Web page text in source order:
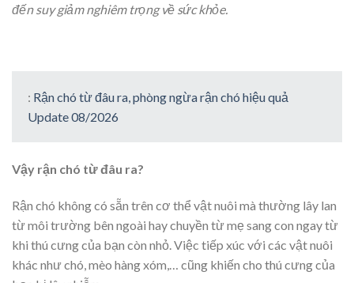
đến suy giảm nghiêm trọng về sức khỏe.
: Rận chó từ đâu ra, phòng ngừa rận chó hiệu quả
Update 08/2026
Vậy rận chó từ đâu ra?
Rận chó không có sẵn trên cơ thể vật nuôi mà thường lây lan
từ môi trường bên ngoài hay chuyền từ mẹ sang con ngay từ
khi thú cưng của bạn còn nhỏ. Việc tiếp xúc với các vật nuôi
khác như chó, mèo hàng xóm,… cũng khiến cho thú cưng của